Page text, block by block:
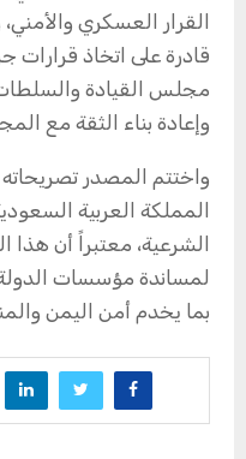
القرار العسكري
قادرة على اتخاذ قرارات
مجلس القيادة والسلطات
وإعادة بناء الثقة مع
واختتم المصدر تصريحاته
المملكة العربية
الشرعية، معتبراً أن هذا
لمساندة مؤسسات
بما يخدم أمن اليمن